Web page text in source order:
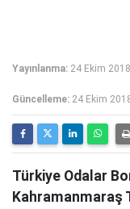
Yayınlanma: 24 Ekim
Güncelleme: 24 Ekim
Türkiye Odalar
Kahramanmaraş